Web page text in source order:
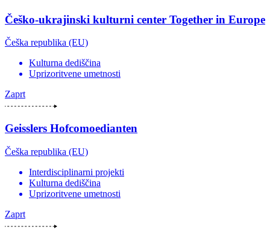
Češko-ukrajinski kulturni center Together in Europe
Češka republika (EU)
Kulturna dediščina
Uprizoritvene umetnosti
Zaprt
Geisslers Hofcomoedianten
Češka republika (EU)
Interdisciplinarni projekti
Kulturna dediščina
Uprizoritvene umetnosti
Zaprt